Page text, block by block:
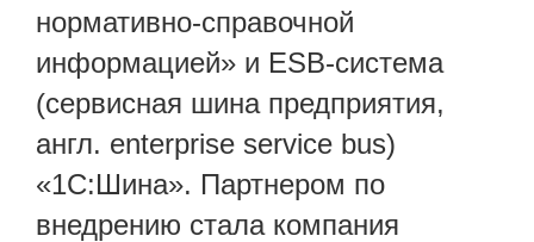
нормативно-справочной
информацией» и ESB-система
(сервисная шина предприятия,
англ. enterprise service bus)
«1С:Шина». Партнером по
внедрению стала компания